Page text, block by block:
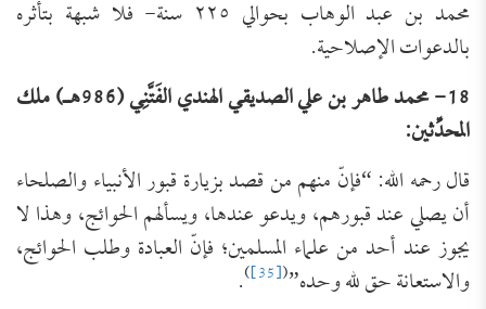
محمد بن عبد الوهاب بحوالي ٢٢٥ سنة- فلا شبهة بتأثره
بالدعوات الإصلاحية.
18- محمد طاهر بن علي الصديقي الهندي الفَتَّنِي (986هـ) ملك
المحدِّثين:
قال رحمه الله: “فإنّ منهم من قصد بزيارة قبور الأنبياء والصلحاء
أن يصلي عند قبورهم، ويدعو عندها، ويسألهم الحوائج، وهذا لا
يجوز عند أحد من علماء المسلمين؛ فإنّ العبادة وطلب الحوائج،
والاستعانة حق لله وحده”(
[35]
)
.